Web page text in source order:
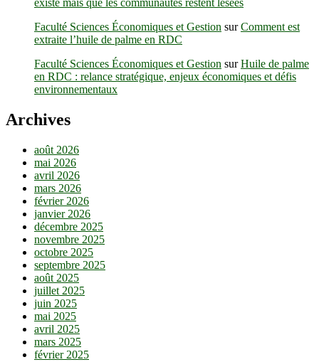
Faculté Sciences Économiques et Gestion surComment est
extraite l’huile de palme en RDC
Faculté Sciences Économiques et Gestion surHuile de palme
en RDC : relance stratégique, enjeux économiques et défis
environnementaux
Archives
août 2026
mai 2026
avril 2026
mars 2026
février 2026
janvier 2026
décembre 2025
novembre 2025
octobre 2025
septembre 2025
août 2025
juillet 2025
juin 2025
mai 2025
avril 2025
mars 2025
février 2025